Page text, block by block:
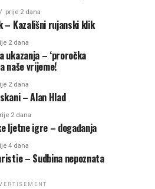
prije 2 dana
– Kazališni rujanski klik
2 dana
ukazanja – ‘proročka
naše vrijeme!
2 dana
– Alan Hlad
2 dana
ljetne igre – događanja
4 dana
– Sudbina nepoznata